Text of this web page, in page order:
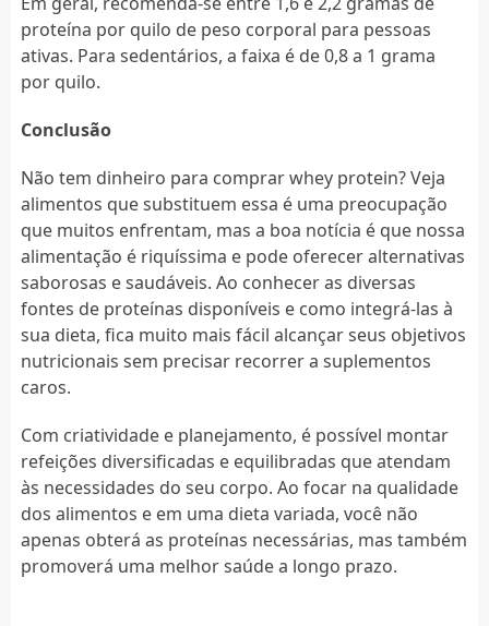
proteína por quilo de peso corporal para pessoas
ativas. Para sedentários, a faixa é de 0,8 a 1 grama
por quilo.
Conclusão
Não tem dinheiro para comprar whey protein? Veja
alimentos que substituem essa é uma preocupação
que muitos enfrentam, mas a boa notícia é que nossa
alimentação é riquíssima e pode oferecer alternativas
saborosas e saudáveis. Ao conhecer as diversas
fontes de proteínas disponíveis e como integrá-las à
sua dieta, fica muito mais fácil alcançar seus objetivos
nutricionais sem precisar recorrer a suplementos
caros.
Com criatividade e planejamento, é possível montar
refeições diversificadas e equilibradas que atendam
às necessidades do seu corpo. Ao focar na qualidade
dos alimentos e em uma dieta variada, você não
apenas obterá as proteínas necessárias, mas também
promoverá uma melhor saúde a longo prazo.